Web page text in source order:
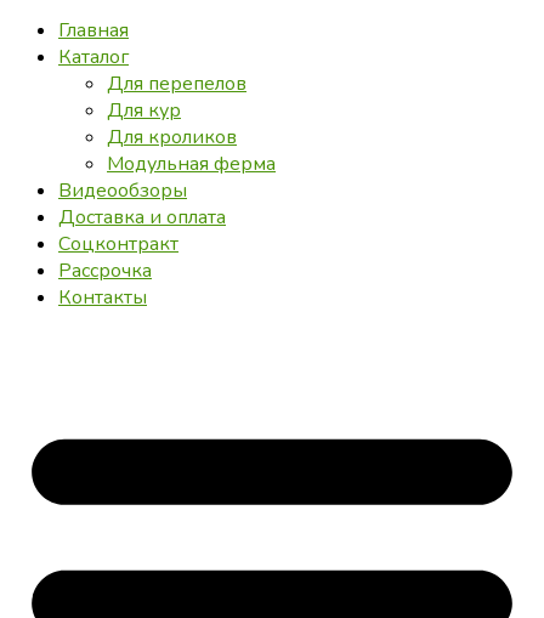
Главная
Каталог
Для перепелов
Для кур
Для кроликов
Модульная ферма
Видеообзоры
Доставка и оплата
Соцконтракт
Рассрочка
Контакты